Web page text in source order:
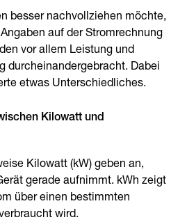
besser nachvollziehen möchte,
auf der Stromrechnung
vor allem Leistung und
durcheinandergebracht. Dabei
etwas Unterschiedliches.
Kilowatt und
Kilowatt (kW) geben an,
gerade aufnimmt. kWh zeigt
über einen bestimmten
wird.